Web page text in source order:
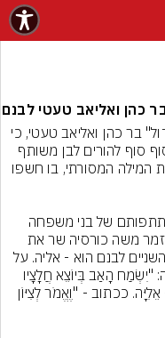
כהן ואליאב טעטי לבנם
שירו, "מישהו יקרא לך אמא". השם שבחרו השניים לבנם הוא - אליה. על